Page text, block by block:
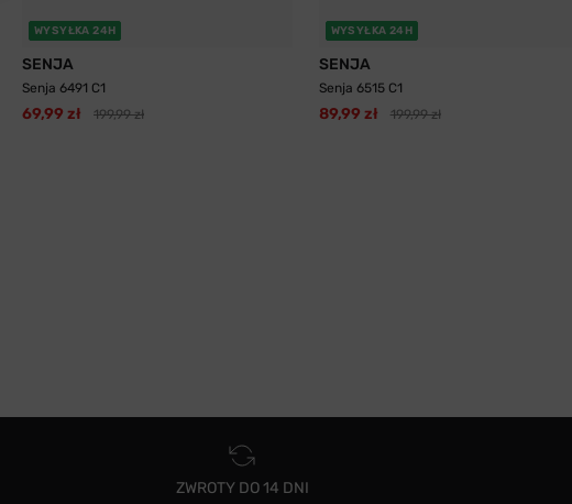
WYSYŁKA 24H
SENJA
Senja 6491 C1
69,99 zł 199,99 zł
WYSYŁKA 24H
SENJA
Senja 6515 C1
89,99 zł 199,99 zł
ZWROTY DO 14 DNI